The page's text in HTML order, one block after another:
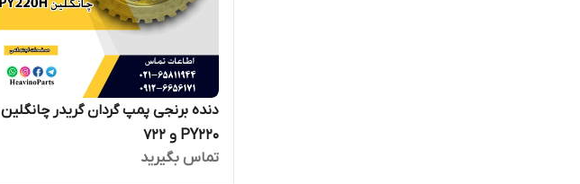
دنده برنجی پمپ گردان گریدر چانگلین
PY220 و 722
تماس بگیرید